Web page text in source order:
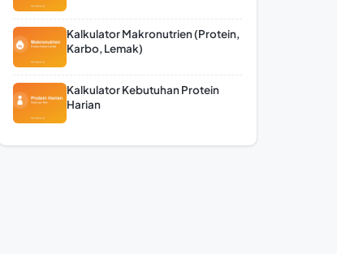
Kalkulator Makronutrien (Protein,
Karbo, Lemak)
Kalkulator Kebutuhan Protein
Harian